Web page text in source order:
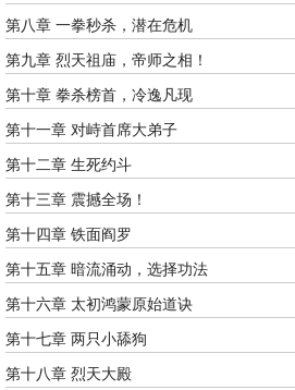
第八章 一拳秒杀，潜在危机
第九章 烈天祖庙，帝师之相！
第十章 拳杀榜首，冷逸凡现
第十一章 对峙首席大弟子
第十二章 生死约斗
第十三章 震撼全场！
第十四章 铁面阎罗
第十五章 暗流涌动，选择功法
第十六章 太初鸿蒙原始道诀
第十七章 两只小舔狗
第十八章 烈天大殿